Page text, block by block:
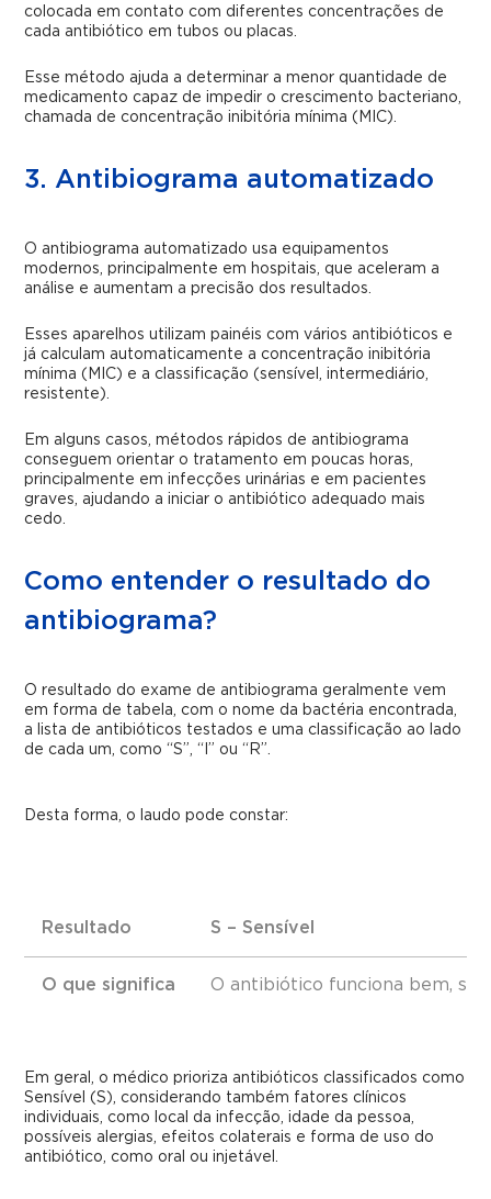
colocada em contato com diferentes concentrações de
cada antibiótico em tubos ou placas.
Esse método ajuda a determinar a menor quantidade de
medicamento capaz de impedir o crescimento bacteriano,
chamada de concentração inibitória mínima (MIC).
3. Antibiograma automatizado
O antibiograma automatizado usa equipamentos
modernos, principalmente em hospitais, que aceleram a
análise e aumentam a precisão dos resultados.
Esses aparelhos utilizam painéis com vários antibióticos e
já calculam automaticamente a concentração inibitória
mínima (MIC) e a classificação (sensível, intermediário,
resistente).
Em alguns casos, métodos rápidos de antibiograma
conseguem orientar o tratamento em poucas horas,
principalmente em infecções urinárias e em pacientes
graves, ajudando a iniciar o antibiótico adequado mais
cedo.
Como entender o resultado do
antibiograma?
O resultado do exame de antibiograma geralmente vem
em forma de tabela, com o nome da bactéria encontrada,
a lista de antibióticos testados e uma classificação ao lado
de cada um, como “S”, “I” ou “R”.
Desta forma, o laudo pode constar:
Resultado
O que significa
S – Sensível
O antibiótico funciona bem,
Em geral, o médico prioriza antibióticos classificados como
Sensível (S), considerando também fatores clínicos
individuais, como local da infecção, idade da pessoa,
possíveis alergias, efeitos colaterais e forma de uso do
antibiótico, como oral ou injetável.